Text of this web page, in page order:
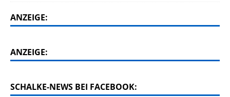
ANZEIGE:
ANZEIGE:
SCHALKE-NEWS BEI FACEBOOK: